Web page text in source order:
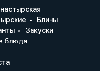
Блины
Закуски
блюда